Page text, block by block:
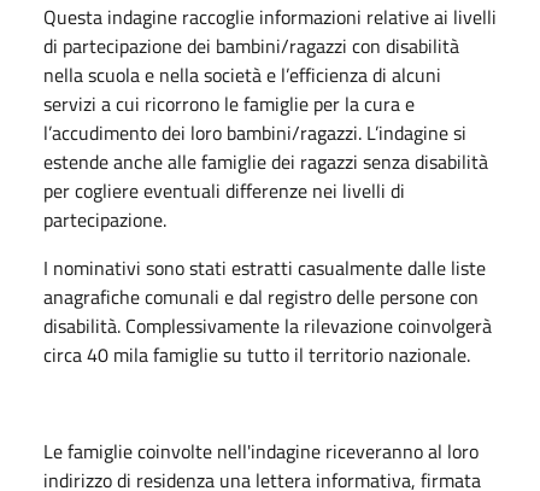
Questa indagine raccoglie informazioni relative ai livelli
di partecipazione dei bambini/ragazzi con disabilità
nella scuola e nella società e l’efficienza di alcuni
servizi a cui ricorrono le famiglie per la cura e
l’accudimento dei loro bambini/ragazzi. L’indagine si
estende anche alle famiglie dei ragazzi senza disabilità
per cogliere eventuali differenze nei livelli di
partecipazione.
I nominativi sono stati estratti casualmente dalle liste
anagrafiche comunali e dal registro delle persone con
disabilità. Complessivamente la rilevazione coinvolgerà
circa 40 mila famiglie su tutto il territorio nazionale.
Le famiglie coinvolte nell'indagine riceveranno al loro
indirizzo di residenza una lettera informativa, firmata